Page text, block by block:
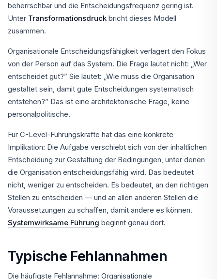
beherrschbar und die Entscheidungsfrequenz gering ist.
Unter Transformationsdruck bricht dieses Modell
zusammen.
Organisationale Entscheidungsfähigkeit verlagert den Fokus
von der Person auf das System. Die Frage lautet nicht: „Wer
entscheidet gut?” Sie lautet: „Wie muss die Organisation
gestaltet sein, damit gute Entscheidungen systematisch
entstehen?” Das ist eine architektonische Frage, keine
personalpolitische.
Für C-Level-Führungskräfte hat das eine konkrete
Implikation: Die Aufgabe verschiebt sich von der inhaltlichen
Entscheidung zur Gestaltung der Bedingungen, unter denen
die Organisation entscheidungsfähig wird. Das bedeutet
nicht, weniger zu entscheiden. Es bedeutet, an den richtigen
Stellen zu entscheiden — und an allen anderen Stellen die
Voraussetzungen zu schaffen, damit andere es können.
Systemwirksame Führung beginnt genau dort.
Typische Fehlannahmen
Die häufigste Fehlannahme: Organisationale